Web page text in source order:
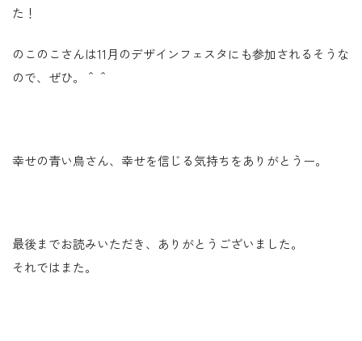
た！
のこのこさんは11月のデザインフェスタにも参加されるそうな
ので、ぜひ。＾＾
幸せの青い鳥さん、幸せを信じる気持ちをありがとうー。
最後までお読みいただき、ありがとうございました。
それではまた。